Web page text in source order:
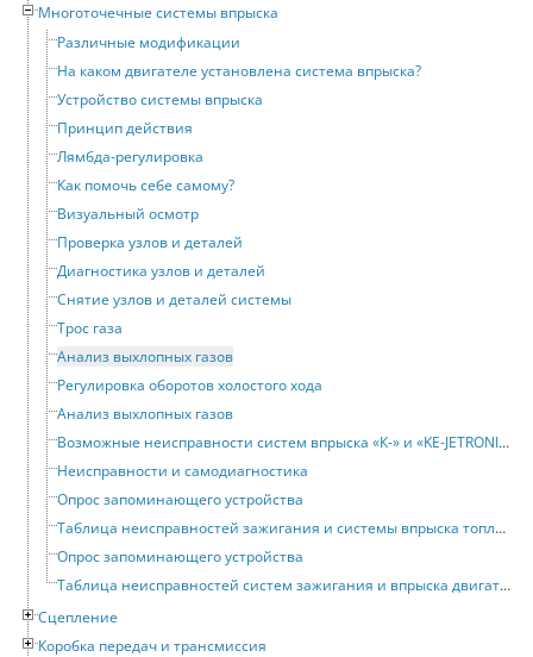
Многоточечные системы впрыска
Различные модификации
На каком двигателе установлена система впрыска?
Устройство системы впрыска
Принцип действия
Лямбда-регулировка
Как помочь себе самому?
Визуальный осмотр
Проверка узлов и деталей
Диагностика узлов и деталей
Снятие узлов и деталей системы
Трос газа
Анализ выхлопных газов
Регулировка оборотов холостого хода
Анализ выхлопных газов
Возможные неисправности систем впрыска «К-» и «KE-JETRONIC»
Неисправности и самодиагностика
Опрос запоминающего устройства
Таблица неисправностей зажигания и системы впрыска топлива двигателей 3A и AAD
Опрос запоминающего устройства
Таблица неисправностей систем зажигания и впрыска двигателя NG
Сцепление
Коробка передач и трансмиссия